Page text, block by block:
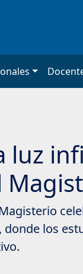
luz
donde los